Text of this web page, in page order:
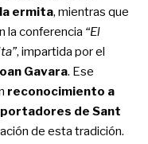
ermita, mientras que
la conferencia “El
, impartida por el
Gavara. Ese
reconocimiento a
de Sant
de esta tradición.